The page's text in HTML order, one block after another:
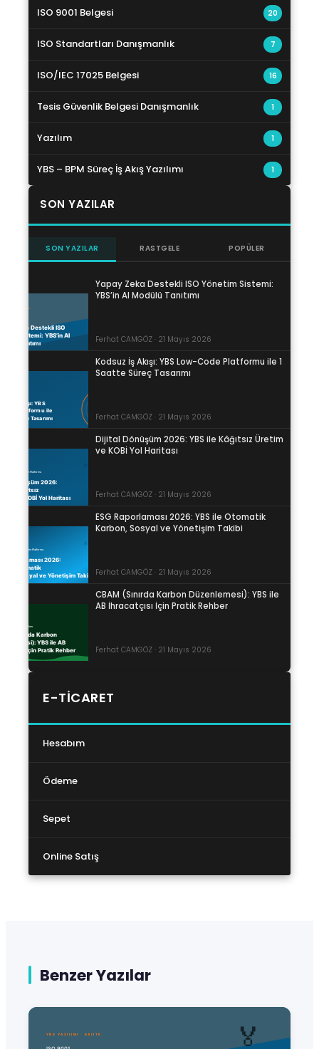
ISO 9001 Belgesi 20
ISO Standartları Danışmanlık 7
ISO/IEC 17025 Belgesi 16
Tesis Güvenlik Belgesi Danışmanlık 1
Yazılım 1
YBS – BPM Süreç İş Akış Yazılımı 1
SON YAZILAR
SON YAZILAR RASTGELE POPÜLER
Yapay Zeka Destekli ISO Yönetim Sistemi:
YBS’in AI Modülü Tanıtımı
Ferhat CAMGÖZ · 21 Mayıs 2026
Kodsuz İş Akışı: YBS Low-Code Platformu ile 1
Saatte Süreç Tasarımı
Ferhat CAMGÖZ · 21 Mayıs 2026
Dijital Dönüşüm 2026: YBS ile Kâğıtsız Üretim
ve KOBİ Yol Haritası
Ferhat CAMGÖZ · 21 Mayıs 2026
ESG Raporlaması 2026: YBS ile Otomatik
Karbon, Sosyal ve Yönetişim Takibi
Ferhat CAMGÖZ · 21 Mayıs 2026
CBAM (Sınırda Karbon Düzenlemesi): YBS ile
AB İhracatçısı İçin Pratik Rehber
Ferhat CAMGÖZ · 21 Mayıs 2026
E-TICARET
Hesabım
Ödeme
Sepet
Online Satış
Benzer Yazılar